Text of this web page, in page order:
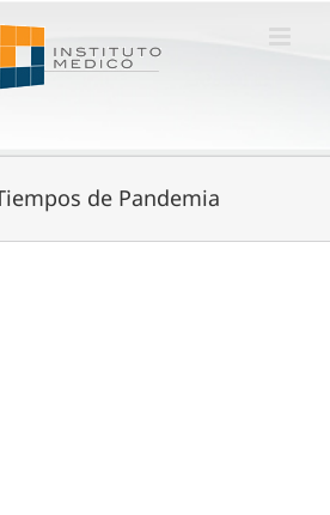
de Pandemia